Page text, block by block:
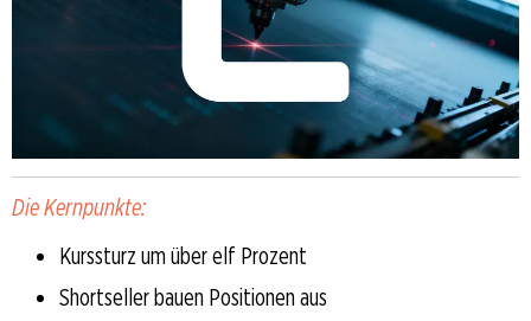
Die Kernpunkte:
Kurssturz um über elf Prozent
Shortseller bauen Positionen aus